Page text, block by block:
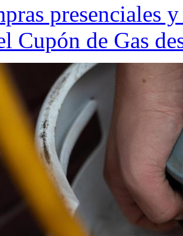
presenciales
Cupón de Gas